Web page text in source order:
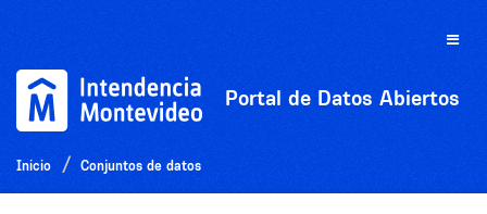
Toggle
Portal de Datos Abiertos
Inicio Conjuntos de datos